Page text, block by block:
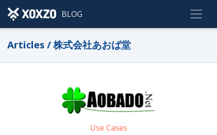
BLOG
Articles / 株式会社あおば堂
Use Cases